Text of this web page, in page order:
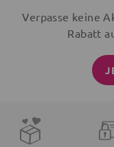
Verpasse keine
Rabatt